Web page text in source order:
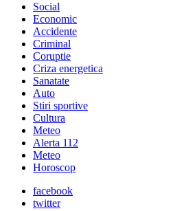
Social
Economic
Accidente
Criminal
Coruptie
Criza energetica
Sanatate
Auto
Stiri sportive
Cultura
Meteo
Alerta 112
Meteo
Horoscop
facebook
twitter